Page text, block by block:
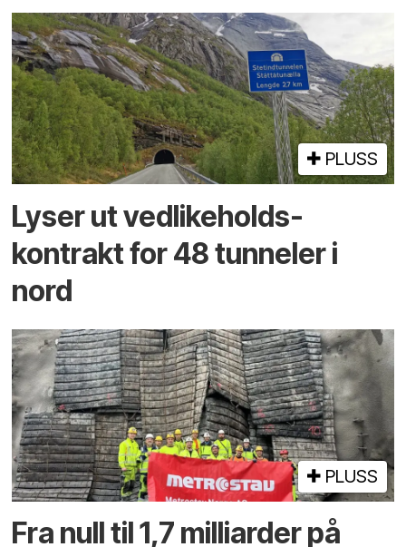
PLUSS
Lyser ut vedlikeholds­
kontrakt for 48 tunneler i
nord
PLUSS
Fra null til 1,7 milliarder på